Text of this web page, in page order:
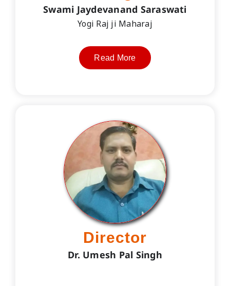
Swami Jaydevanand Saraswati
Yogi Raj ji Maharaj
Read More
Director
Dr. Umesh Pal Singh